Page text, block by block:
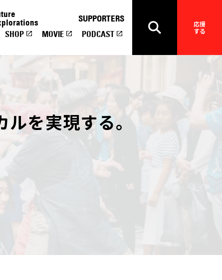
応援
する
SUPPORTERS
SHOP MOVIE PODCAST
を実現する。